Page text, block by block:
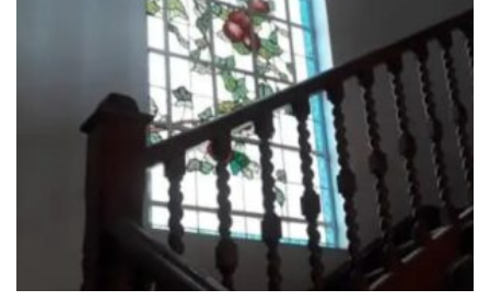
Add
ao
Favoritos